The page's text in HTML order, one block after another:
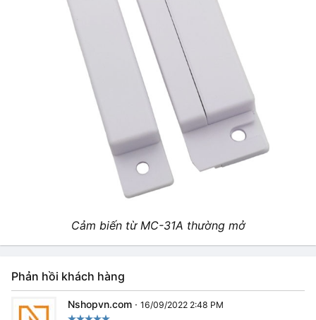
Cảm biến từ MC-31A thường mở
Phản hồi khách hàng
Nshopvn.com · 16/09/2022 2:48 PM